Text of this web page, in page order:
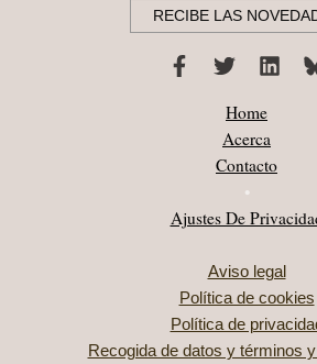
RECIBE LAS
Home
Acerca
Contacto
•
Ajustes De
Aviso legal
Política de cookies
Política de
Recogida de datos y términos y